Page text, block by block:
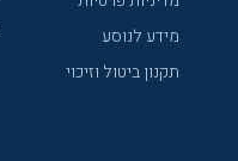
מידע לנוסע
תקנון ביטול וזיכוי